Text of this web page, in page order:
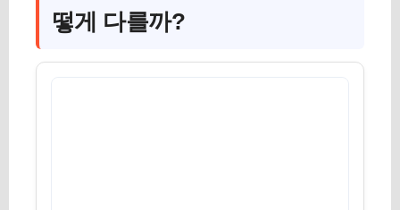
떻게 다를까?